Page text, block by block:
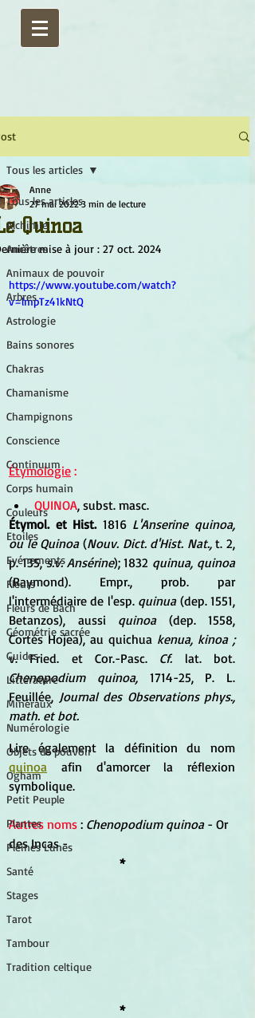
Tous les articles
Alchimie
Ancêtres
Animaux de pouvoir
Arbres
Astrologie
Bains sonores
Chakras
Chamanisme
Champignons
Conscience
Continuum
Corps humain
Couleurs
Etoiles
Evénements
Fleurs
Fleurs de Bach
Géométrie sacrée
Guides
Littérature
Minéraux
Numérologie
Objets de pouvoir
Ogham
Petit Peuple
Plantes
Pleines Lunes
Santé
Stages
Tarot
Tambour
Tradition celtique
Tous les articles
Quinoa
Anne
27 mai 2022 3 min de lecture
mise à jour : 27 oct. 2024
https://www.youtube.com/watch?
v=lmpTz41kNtQ
Étymologie :
QUINOA, subst. masc.
Étymol. et Hist. 1816 L'Anserine quinoa,
ou le Quinoa (Nouv. Dict. d'Hist. Nat., t. 2,
p. 135, s.v. Ansérine); 1832 quinua, quinoa
(Raymond). Empr., prob. par
l'intermédiaire de l'esp. quinua (dep. 1551,
Betanzos), aussi quinoa (dep. 1558,
Cortés Hojea), au quichua kenua, kinoa ;
v. Fried. et Cor.-Pasc. Cf.
Chenopodium quinoa, 1714-25, P. L.
Feuillée, Journal des Observations phys.,
math. et bot.
quinoa afin d'amorcer la réflexion
symbolique.
Autres noms : Chenopodium quinoa - Or
des Incas -
*
*